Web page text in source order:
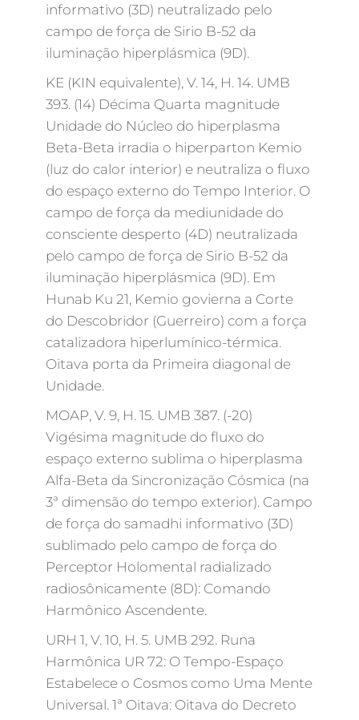
informativo (3D) neutralizado pelo
campo de força de Sirio B-52 da
iluminação hiperplásmica (9D).
KE (KIN equivalente), V. 14, H. 14. UMB
393. (14) Décima Quarta magnitude
Unidade do Núcleo do hiperplasma
Beta-Beta irradia o hiperparton Kemio
(luz do calor interior) e neutraliza o fluxo
do espaço externo do Tempo Interior. O
campo de força da mediunidade do
consciente desperto (4D) neutralizada
pelo campo de força de Sirio B-52 da
iluminação hiperplásmica (9D). Em
Hunab Ku 21, Kemio govierna a Corte
do Descobridor (Guerreiro) com a força
catalizadora hiperlumínico-térmica.
Oitava porta da Primeira diagonal de
Unidade.
MOAP, V. 9, H. 15. UMB 387. (-20)
Vigésima magnitude do fluxo do
espaço externo sublima o hiperplasma
Alfa-Beta da Sincronização Cósmica (na
3ª dimensão do tempo exterior). Campo
de força do samadhi informativo (3D)
sublimado pelo campo de força do
Perceptor Holomental radializado
radiosônicamente (8D): Comando
Harmônico Ascendente.
URH 1, V. 10, H. 5. UMB 292. Runa
Harmônica UR 72: O Tempo-Espaço
Estabelece o Cosmos como Uma Mente
Universal. 1ª Oitava: Oitava do Decreto